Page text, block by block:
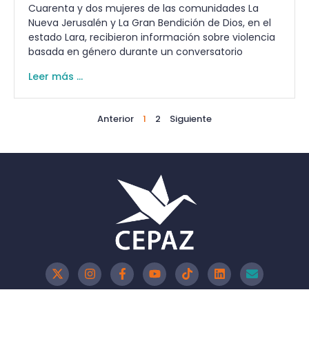
Cuarenta y dos mujeres de las comunidades La
Nueva Jerusalén y La Gran Bendición de Dios, en el
estado Lara, recibieron información sobre violencia
basada en género durante un conversatorio
Leer más ...
Anterior 1 2 Siguiente